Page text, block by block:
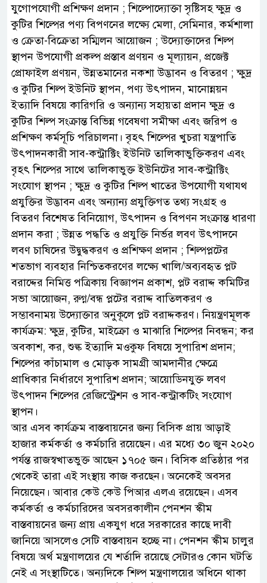
যুগোপযোগী প্রশিক্ষণ প্রদান ; শিল্পোদ্যোক্তা সৃষ্টিসহ ক্ষুদ্র ও
কুটির শিল্পের পণ্য বিপণনের লক্ষ্যে মেলা, সেমিনার, কর্মশালা
ও ক্রেতা-বিক্রেতা সম্মিলন আয়োজন ; উদ্যোক্তাদের শিল্প
স্থাপন উপযোগী প্রকল্প প্রস্তাব প্রণয়ন ও মূল্যায়ন, প্রজেক্ট
প্রোফাইল প্রণয়ন, উন্নতমানের নকশা উদ্ভাবন ও বিতরণ ; ক্ষুদ্র
ও কুটির শিল্প ইউনিট স্থাপন, পণ্য উৎপাদন, মানোন্নয়ন
ইত্যাদি বিষয়ে কারিগরি ও অন্যান্য সহায়তা প্রদান ক্ষুদ্র ও
কুটির শিল্প সংক্রান্ত বিভিন্ন গবেষণা সমীক্ষা এবং জরিপ ও
প্রশিক্ষণ কর্মসূচি পরিচালনা। বৃহৎ শিল্পের খুচরা যন্ত্রপাতি
উৎপাদনকারী সাব-কন্ট্রাক্টিং ইউনিট তালিকাভুক্তিকরণ এবং
বৃহৎ শিল্পের সাথে তালিকাভুক্ত ইউনিটের সাব-কন্ট্রাক্টিং
সংযোগ স্থাপন ; ক্ষুদ্র ও কুটির শিল্প খাতের উপযোগী যথাযথ
প্রযুক্তির উদ্ভাবন এবং অন্যান্য প্রযুক্তিগত তথ্য সংগ্রহ ও
বিতরণ বিশেষত বিনিয়োগ, উৎপাদন ও বিপণন সংক্রান্ত ধারণা
প্রদান করা ; উন্নত পদ্ধতি ও প্রযুক্তি নির্ভর লবণ উৎপাদনে
লবণ চাষিদের উদ্বুদ্ধকরণ ও প্রশিক্ষণ প্রদান ; শিল্পপ্লটের
শতভাগ ব্যবহার নিশ্চিতকরণের লক্ষ্যে খালি/অব্যবহৃত প্লট
বরাদ্দের নিমিত্ত পত্রিকায় বিজ্ঞাপন প্রকাশ, প্লট বরাদ্দ কমিটির
সভা আয়োজন, রুগ্ন/বন্ধ প্লটের বরাদ্দ বাতিলকরণ ও
সম্ভাবনাময় উদ্যোক্তার অনুকূলে প্লট বরাদ্দকরণ। নিয়ন্ত্রণমূলক
কার্যক্রম: ক্ষুদ্র, কুটির, মাইক্রো ও মাঝারি শিল্পের নিবন্ধন; কর
অবকাশ, কর, শুল্ক ইত্যাদি মওকুফ বিষয়ে সুপারিশ প্রদান;
শিল্পের কাঁচামাল ও মোড়ক সামগ্রী আমদানীর ক্ষেত্রে
প্রাধিকার নির্ধারণে সুপারিশ প্রদান; আয়োডিনযুক্ত লবণ
উৎপাদন শিল্পের রেজিস্ট্রেশন ও সাব-কন্ট্রাকটিং সংযোগ
স্থাপন।
আর এসব কার্যক্রম বাস্তবায়নের জন্য বিসিক প্রায় আড়াই
হাজার কর্মকর্তা ও কর্মচারি রয়েছেন। এর মধ্যে ৩০ জুন ২০২০
পর্যন্ত রাজস্বখাতভুক্ত আছেন ১৭০৫ জন। বিসিক প্রতিষ্ঠার পর
থেকেই তারা এই সংস্থায় কাজ করছেন। অনেকেই অবসর
নিয়েছেন। আবার কেউ কেউ পিআর এলএ রয়েছেন। এসব
কর্মকর্তা ও কর্মচারিদের অবসরকালীন পেনশন স্কীম
বাস্তবায়নের জন্য প্রায় একযুগ ধরে সরকারের কাছে দাবী
জানিয়ে আসলেও সেটি বাস্তবায়ন হচ্ছে না। পেনশন স্কীম চালুর
বিষয়ে অর্থ মন্ত্রণালয়ের যে শর্তাদি রয়েছে সেটারও কোন ঘটতি
নেই এ সংস্থাটিতে। অন্যদিকে শিল্প মন্ত্রণালয়ের অধিনে থাকা